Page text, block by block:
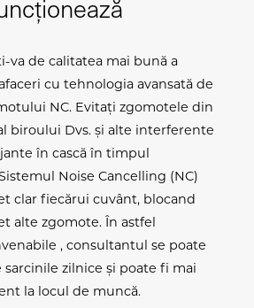
va de calitatea mai bună a
cu tehnologia avansată de
NC. Evitați zgomotele din
biroului Dvs. și alte interferente
în cască în timpul
Noise Cancelling (NC)
clar fiecărui cuvânt, blocand
alte zgomote. În astfel
, consultantul se poate
zilnice și poate fi mai
la locul de muncă.